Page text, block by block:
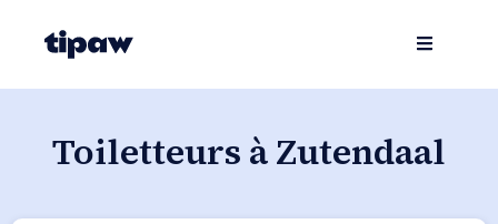
Toiletteurs à Zutendaal